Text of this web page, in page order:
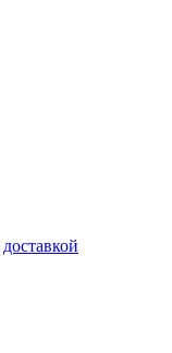
доставкой